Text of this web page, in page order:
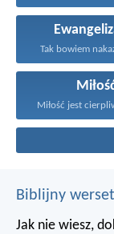
Tak bowiem
Biblijny
Jak nie wiesz,